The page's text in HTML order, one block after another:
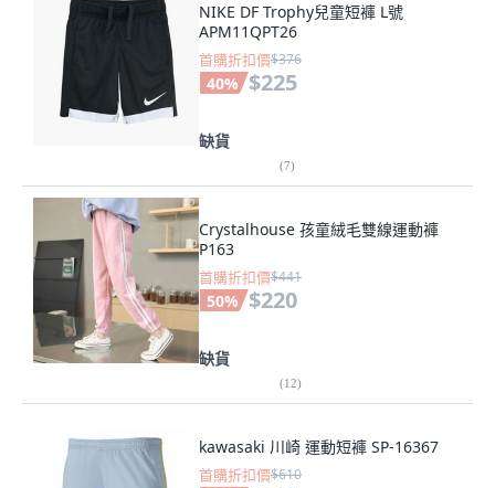
NIKE DF Trophy兒童短褲 L號
APM11QPT26
首購折扣價$376
40% $225
缺貨
(7)
Crystalhouse 孩童絨毛雙線運動褲
P163
首購折扣價$441
50% $220
缺貨
(12)
kawasaki 川崎 運動短褲 SP-16367
首購折扣價$610